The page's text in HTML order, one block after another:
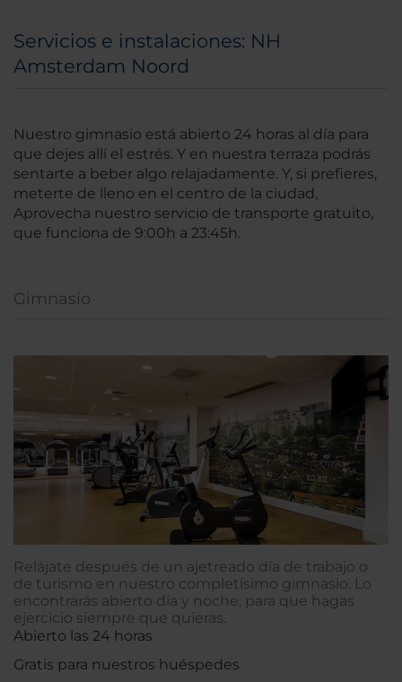
Servicios e instalaciones: NH
Amsterdam Noord
Nuestro gimnasio está abierto 24 horas al día para
que dejes allí el estrés. Y en nuestra terraza podrás
sentarte a beber algo relajadamente. Y, si prefieres,
meterte de lleno en el centro de la ciudad,
Aprovecha nuestro servicio de transporte gratuito,
que funciona de 9:00h a 23:45h.
Gimnasio
Relájate después de un ajetreado día de trabajo o
de turismo en nuestro completísimo gimnasio. Lo
encontrarás abierto día y noche, para que hagas
ejercicio siempre que quieras.
Abierto las 24 horas
Gratis para nuestros huéspedes